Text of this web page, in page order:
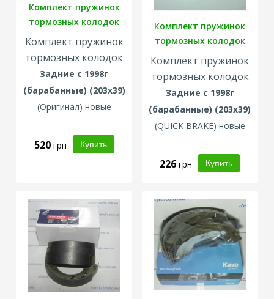
Комплект пружинок
тормозных колодок
Комплект пружинок
тормозных колодок
Задние с 1998г
(барабанные) (203x39)
(Оригинал) новые
520 грн
Комплект пружинок
тормозных колодок
Комплект пружинок
тормозных колодок
Задние с 1998г
(барабанные) (203x39)
(QUICK BRAKE) новые
226грн